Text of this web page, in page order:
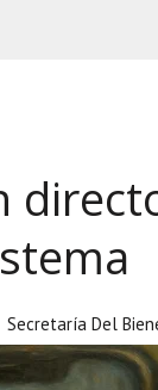
SU IMAGEN
LAS AUDIENCIAS
Secretaría Del